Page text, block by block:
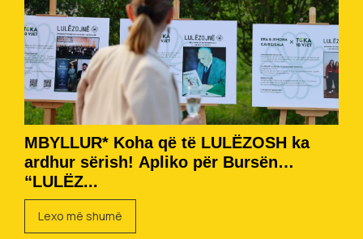
MBYLLUR* Koha që të LULËZOSH ka
ardhur sërish! Apliko për Bursën
“LULËZ...
Lexo më shumë